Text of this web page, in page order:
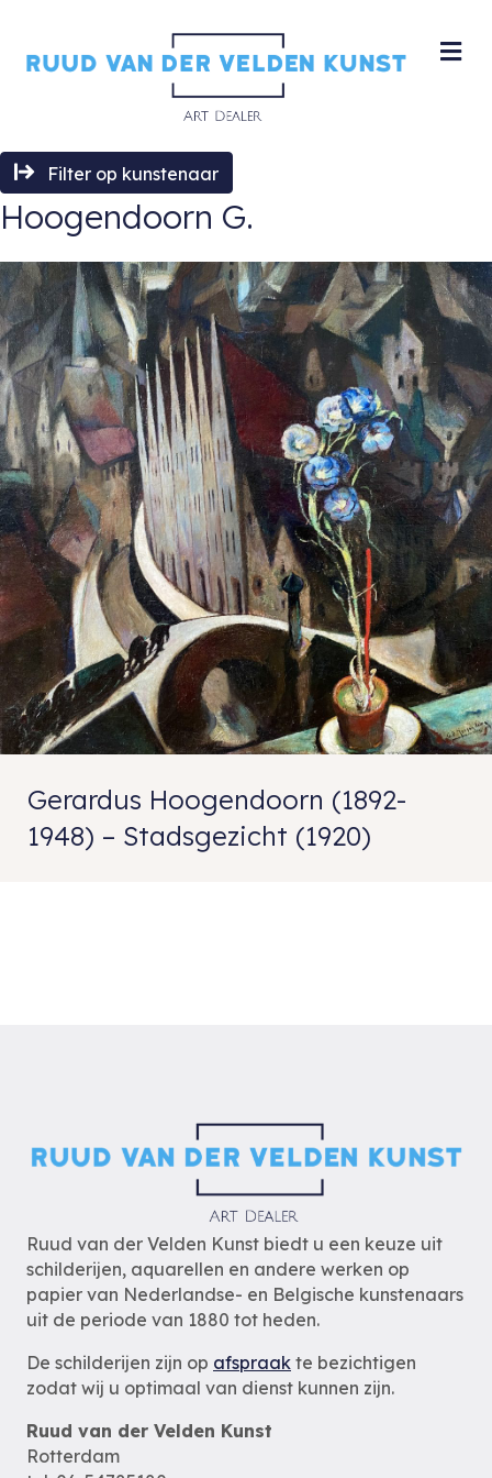
Filter op kunstenaar
Hoogendoorn G.
Gerardus Hoogendoorn (1892-
1948) – Stadsgezicht (1920)
Ruud van der Velden Kunst biedt u een keuze uit
schilderijen, aquarellen en andere werken op
papier van Nederlandse- en Belgische kunstenaars
uit de periode van 1880 tot heden.
De schilderijen zijn op afspraak te bezichtigen
zodat wij u optimaal van dienst kunnen zijn.
Ruud van der Velden Kunst
Rotterdam